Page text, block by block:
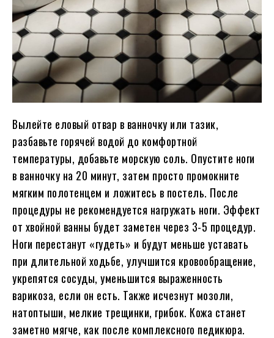
Вылейте еловый отвар в ванночку или тазик,
разбавьте горячей водой до комфортной
температуры, добавьте морскую соль. Опустите ноги
в ванночку на 20 минут, затем просто промокните
мягким полотенцем и ложитесь в постель. После
процедуры не рекомендуется нагружать ноги. Эффект
от хвойной ванны будет заметен через 3-5 процедур.
Ноги перестанут «гудеть» и будут меньше уставать
при длительной ходьбе, улучшится кровообращение,
укрепятся сосуды, уменьшится выраженность
варикоза, если он есть. Также исчезнут мозоли,
натоптыши, мелкие трещинки, грибок. Кожа станет
заметно мягче, как после комплексного педикюра.